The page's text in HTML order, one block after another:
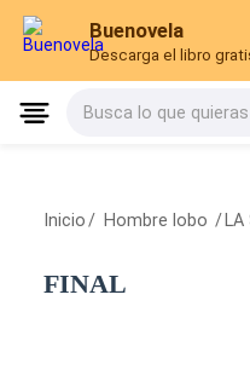
Buenovela
Descarga el libro
Busca lo que quieras
Inicio / Hombre lobo /
FINAL